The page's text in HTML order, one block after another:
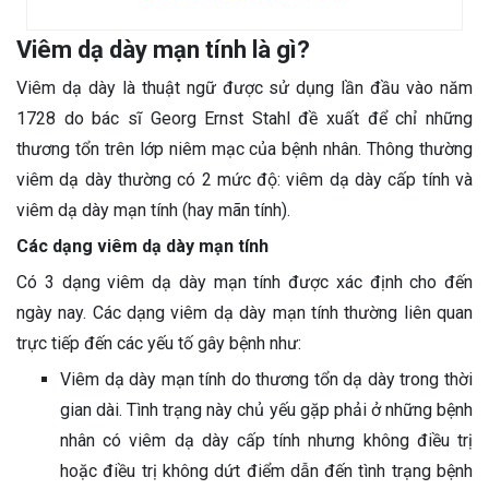
Viêm dạ dày mạn tính là gì?
Viêm dạ dày là thuật ngữ được sử dụng lần đầu vào năm
1728 do bác sĩ Georg Ernst Stahl đề xuất để chỉ những
thương tổn trên lớp niêm mạc của bệnh nhân. Thông thường
viêm dạ dày thường có 2 mức độ: viêm dạ dày cấp tính và
viêm dạ dày mạn tính (hay mãn tính).
Các dạng viêm dạ dày mạn tính
Có 3 dạng viêm dạ dày mạn tính được xác định cho đến
ngày nay. Các dạng viêm dạ dày mạn tính thường liên quan
trực tiếp đến các yếu tố gây bệnh như:
Viêm dạ dày mạn tính do thương tổn dạ dày trong thời
gian dài. Tình trạng này chủ yếu gặp phải ở những bệnh
nhân có viêm dạ dày cấp tính nhưng không điều trị
hoặc điều trị không dứt điểm dẫn đến tình trạng bệnh